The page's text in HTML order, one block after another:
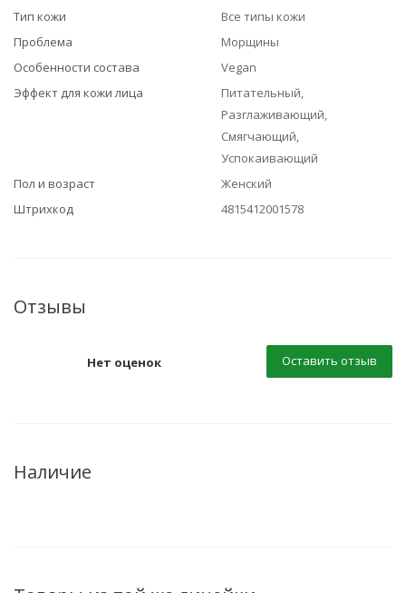
Тип кожи
Все типы кожи
Проблема
Морщины
Особенности состава
Vegan
Эффект для кожи лица
Питательный,
Разглаживающий,
Смягчающий,
Успокаивающий
Пол и возраст
Женский
Штрихкод
4815412001578
Отзывы
Нет оценок Оставить отзыв
Наличие